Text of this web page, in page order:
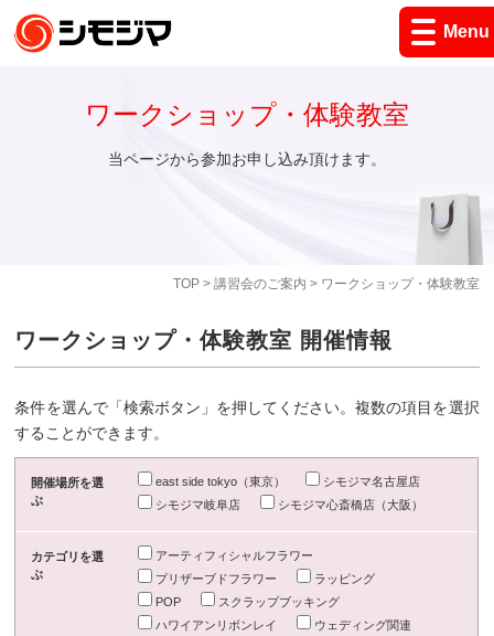
Menu
TOP> 講習会のご案内 > ワークショップ・体験教室
ワークショップ・体験教室
当ページから参加お申し込み頂けます。
ワークショップ・体験教室 開催情報
条件を選んで「検索ボタン」を押してください。複数の項目を選択
することができます。
開催場所を選
ぶ
east side tokyo（東京）
シモジマ名古屋店
シモジマ岐阜店
シモジマ心斎橋店（大阪）
カテゴリを選
ぶ
アーティフィシャルフラワー
プリザーブドフラワー
ラッピング
POP
スクラップブッキング
ハワイアンリボンレイ
ウェディング関連